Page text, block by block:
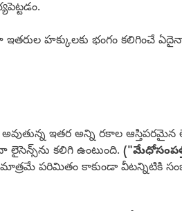
హక్కులకు భంగం కలిగించే
అవుతున్న ఇతర అన్ని రకాల
లైసెన్స్‌ను కలిగి ఉంటుంది.
మాత్రమే పరిమితం కాకుండా వీటన్నిటికి